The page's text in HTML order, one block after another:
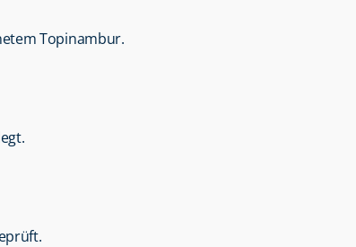
Topinambur.